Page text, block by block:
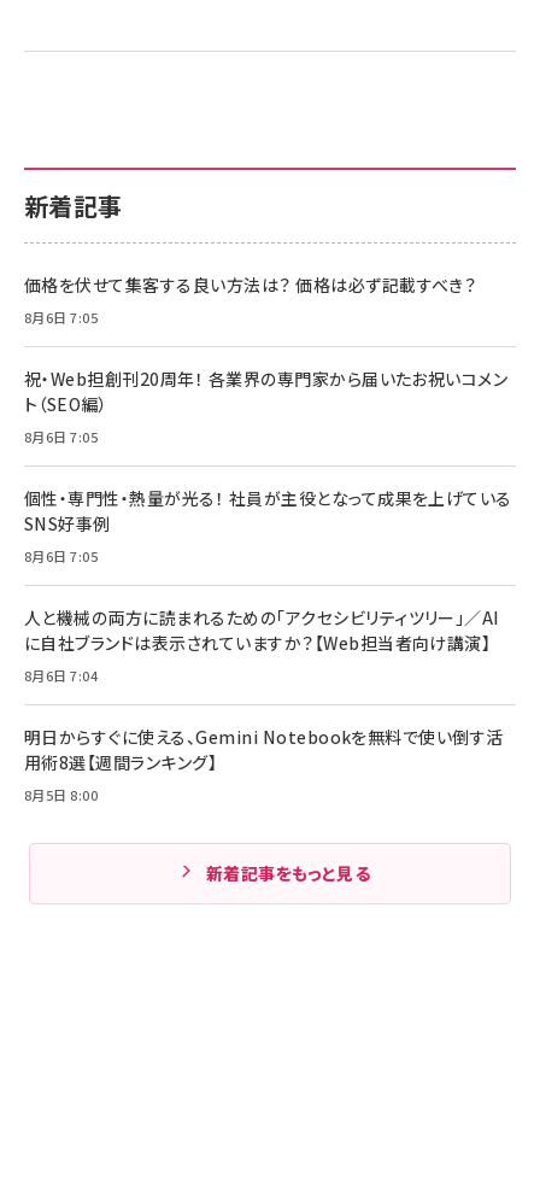
新着記事
価格を伏せて集客する良い方法は？ 価格は必ず記載すべき？
8月6日 7:05
祝・Web担創刊20周年！ 各業界の専門家から届いたお祝いコメン
ト（SEO編）
8月6日 7:05
個性・専門性・熱量が光る！ 社員が主役となって成果を上げている
SNS好事例
8月6日 7:05
人と機械の両方に読まれるための「アクセシビリティツリー」／AI
に自社ブランドは表示されていますか？【Web担当者向け講演】
8月6日 7:04
明日からすぐに使える、Gemini Notebookを無料で使い倒す活
用術8選【週間ランキング】
8月5日 8:00
新着記事をもっと見る